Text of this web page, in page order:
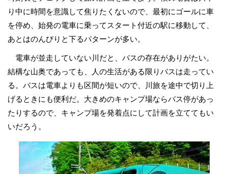
り中に時間を意識して焦りたくないので、最初にゴールに車
を停め、始発の電車に乗ってスタート付近の駅に移動して、
あとはのんびりと下るパターンが多い。
電車が並走していない川だと、バスの存在がありがたい。
結構な山奥であっても、人の生活がある限りバスは走ってい
る。バスは電車よりも区間が短いので、川旅を途中で切り上
げるときにも便利だ。大きめのキャンプ場ならバス停があっ
たりするので、キャンプ場を発着点にして計画を立ててもい
いだろう。